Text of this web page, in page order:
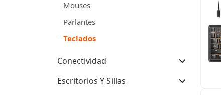
Mouses
Parlantes
Teclados
Conectividad
Escritorios Y Sillas